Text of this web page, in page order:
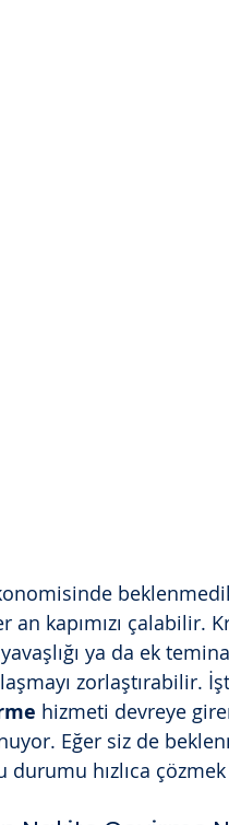
an kapımızı çalabilir.
ya da ek
zorlaştırabilir.
hizmeti devreye
Eğer siz de
durumu hızlıca